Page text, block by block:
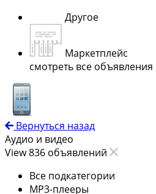
Другое
Маркетплейс
смотреть все объявления
Вернуться назад
Аудио и видео
View 836 объявлений
Все подкатегории
MP3-плееры